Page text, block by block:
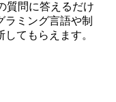
質問に答えるだけ
ラミング言語や制
てもらえます。